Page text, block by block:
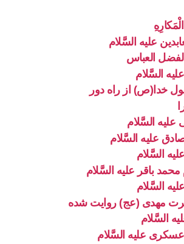
علیه السَّلام
العباس
السَّلام
خدا(ص) از راه دور
السَّلام
علیه السَّلام
السَّلام
باقر علیه السَّلام
السَّلام
مهدی (عج) روایت شده
السَّلام
علیه السَّلام